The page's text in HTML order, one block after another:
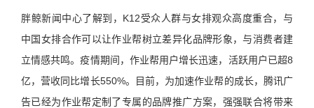
胖鲸新闻中心了解到，K12受众人群与女排观众高度重合，与
中国女排合作可以让作业帮树立差异化品牌形象，与消费者建
立情感共鸣。疫情期间，作业帮用户增长迅速，活跃用户已超8
亿，营收同比增长550%。目前，为加速作业帮的成长，腾讯广
告已经为作业帮定制了专属的品牌推广方案，强强联合将带来